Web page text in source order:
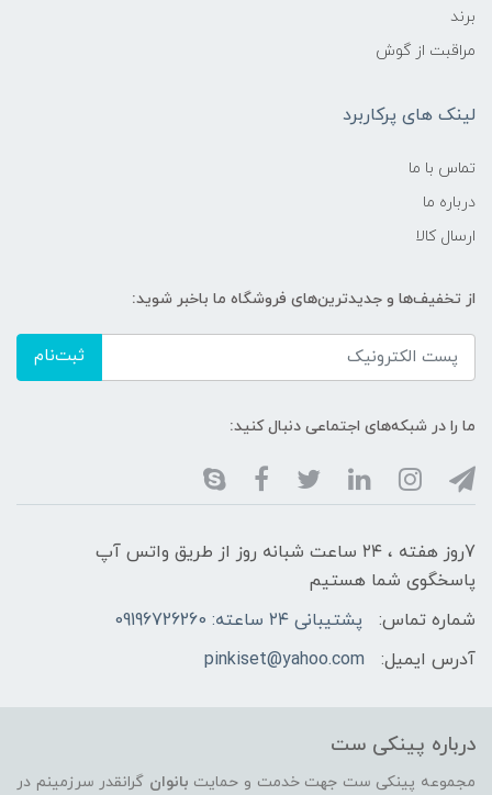
برند
مراقبت از گوش
لینک های پرکاربرد
تماس با ما
درباره ما
ارسال کالا
از تخفیف‌ها و جدیدترین‌های فروشگاه ما باخبر شوید:
ثبت‌نام
ما را در شبکه‌های اجتماعی دنبال کنید:
7روز هفته ، ۲۴ ساعت شبانه‌ روز از طریق واتس آپ
پاسخگوی شما هستیم
شماره تماس:
پشتیبانی ۲۴ ساعته: 09196726260
آدرس ایمیل:
pinkiset@yahoo.com
درباره پینکی ست
مجموعه پینکی ست جهت خدمت و حمایت بانوان گرانقدر سرزمینم در